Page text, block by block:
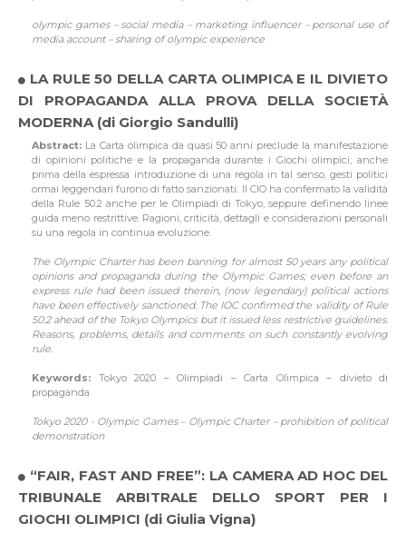
olympic games – social media – marketing influencer – personal use of
media account – sharing of olympic experience
LA RULE 50 DELLA CARTA OLIMPICA E IL DIVIETO
DI PROPAGANDA ALLA PROVA DELLA SOCIETÀ
MODERNA (di Giorgio Sandulli)
Abstract: La Carta olimpica da quasi 50 anni preclude la manifestazione
di opinioni politiche e la propaganda durante i Giochi olimpici; anche
prima della espressa introduzione di una regola in tal senso, gesti politici
ormai leggendari furono di fatto sanzionati. Il CIO ha confermato la validità
della Rule 50.2 anche per le Olimpiadi di Tokyo, seppure definendo linee
guida meno restrittive. Ragioni, criticità, dettagli e considerazioni personali
su una regola in continua evoluzione.
The Olympic Charter has been banning for almost 50 years any political
opinions and propaganda during the Olympic Games; even before an
express rule had been issued therein, (now legendary) political actions
have been effectively sanctioned. The IOC confirmed the validity of Rule
50.2 ahead of the Tokyo Olympics but it issued less restrictive guidelines.
Reasons, problems, details and comments on such constantly evolving
rule.
Keywords: Tokyo 2020 – Olimpiadi – Carta Olimpica – divieto di
propaganda
Tokyo 2020 - Olympic Games – Olympic Charter – prohibition of political
demonstration
“FAIR, FAST AND FREE”: LA CAMERA AD HOC DEL
TRIBUNALE ARBITRALE DELLO SPORT PER I
GIOCHI OLIMPICI (di Giulia Vigna)